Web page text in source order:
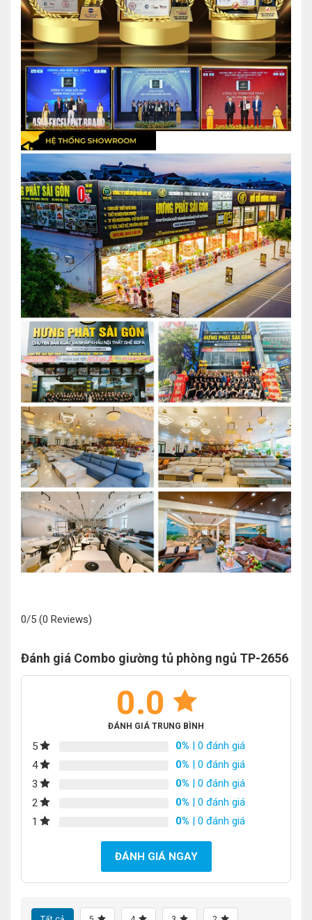
0/5 (0 Reviews)
Đánh giá Combo giường tủ phòng ngủ TP-2656
0.0
ĐÁNH GIÁ TRUNG BÌNH
5 0% | 0 đánh giá
4
0% | 0 đánh giá
3
0% | 0 đánh giá
2
0% | 0 đánh giá
1
0% | 0 đánh giá
ĐÁNH GIÁ NGAY